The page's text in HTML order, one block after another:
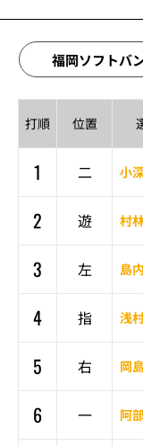
福岡ソフトバ
打順 位置
1 二 小
2
遊 村
3
左 島内
4
指 浅
5
右 岡
6
一 阿